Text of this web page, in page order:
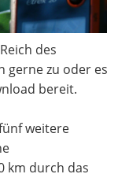
des
gerne zu oder es
bereit.
weitere
km durch das